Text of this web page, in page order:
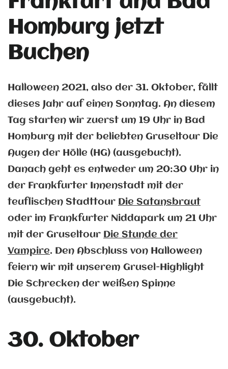
Homburg jetzt
Buchen
Halloween 2021, also der 31. Oktober, fällt
dieses Jahr auf einen Sonntag. An diesem
Tag starten wir zuerst um 19 Uhr in Bad
Homburg mit der beliebten Gruseltour Die
Augen der Hölle (HG) (ausgebucht).
Danach geht es entweder um 20:30 Uhr in
der Frankfurter Innenstadt mit der
teuflischen Stadttour Die Satansbraut
oder im Frankfurter Niddapark um 21 Uhr
mit der Gruseltour Die Stunde der
Vampire. Den Abschluss von Halloween
feiern wir mit unserem Grusel-Highlight
Die Schrecken der weißen Spinne
(ausgebucht).
30. Oktober